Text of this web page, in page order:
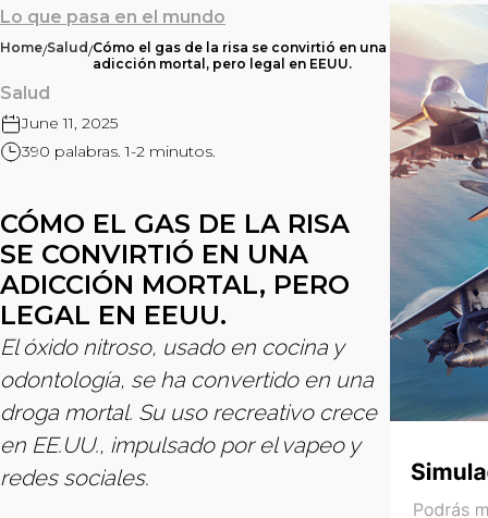
Lo que pasa en el mundo
Home/Salud/Cómo el gas de la risa se convirtió en una
adicción mortal, pero legal en EEUU.
Salud
June 11, 2025
390 palabras. 1-2 minutos.
CÓMO EL GAS DE LA RISA
SE CONVIRTIÓ EN UNA
ADICCIÓN MORTAL, PERO
LEGAL EN EEUU.
El óxido nitroso, usado en cocina y
odontología, se ha convertido en una
droga mortal. Su uso recreativo crece
en EE.UU., impulsado por el vapeo y
redes sociales.